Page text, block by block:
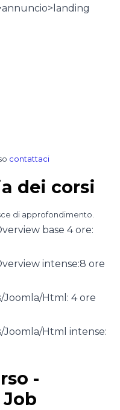
contattaci
dei corsi
di approfondimento.
base 4 ore:
intense:8 ore
Joomla/Html: 4 ore
Joomla/Html intense:
-